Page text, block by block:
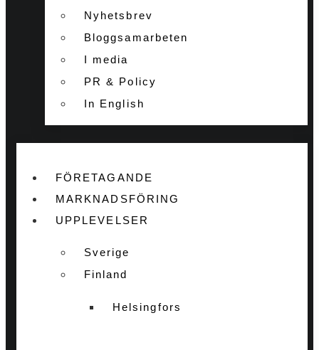
Nyhetsbrev
Bloggsamarbeten
I media
PR & Policy
In English
FÖRETAGANDE
MARKNADSFÖRING
UPPLEVELSER
Sverige
Finland
Helsingfors